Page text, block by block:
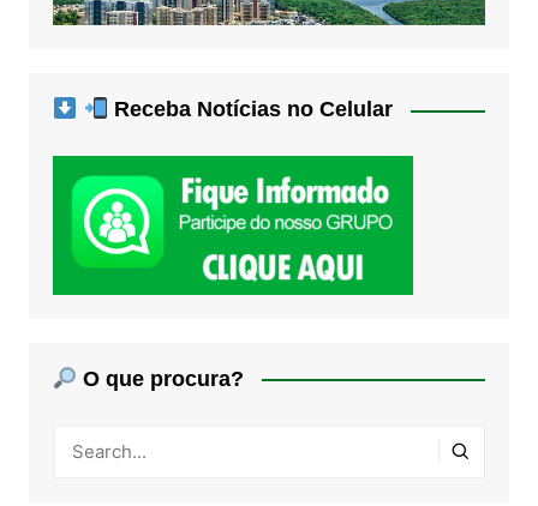
Receba Notícias no Celular
O que procura?